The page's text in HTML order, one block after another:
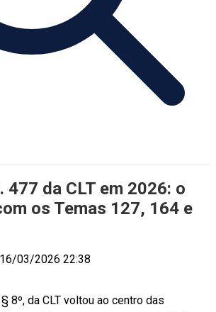
da CLT em 2026: o
os Temas 127, 164 e
16/03/2026 22:38
8º, da CLT voltou ao centro das